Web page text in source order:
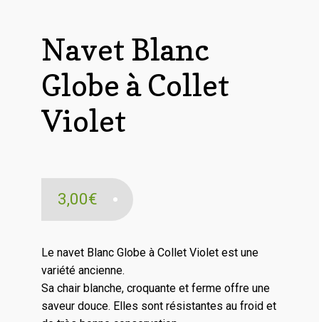
Navet Blanc
Globe à Collet
Violet
3,00€
Le navet Blanc Globe à Collet Violet est une
variété ancienne.
Sa chair blanche, croquante et ferme offre une
saveur douce. Elles sont résistantes au froid et